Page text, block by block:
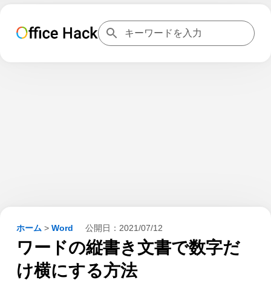
ホーム > Word 公開日： 2021/07/12
ワードの縦書き文書で数字だ
け横にする方法